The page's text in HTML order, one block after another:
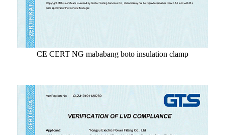
CE CERT NG mababang boto insulation clamp